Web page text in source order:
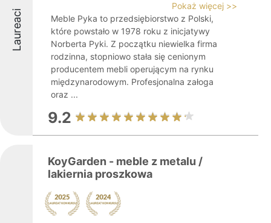
Laureaci
Pokaż więcej >>
Meble Pyka to przedsiębiorstwo z Polski,
które powstało w 1978 roku z inicjatywy
Norberta Pyki. Z początku niewielka firma
rodzinna, stopniowo stała się cenionym
producentem mebli operującym na rynku
międzynarodowym. Profesjonalna załoga
oraz ...
9.2
KoyGarden - meble z metalu /
lakiernia proszkowa